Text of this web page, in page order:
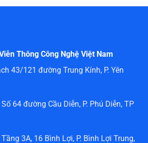
Thông Công Nghệ Việt Nam
43/121 đường Trung Kính, P. Yên
Số 64 đường Cầu Diễn, P. Phú Diễn, TP
Tầng 3A, 16 Bình Lợi, P. Bình Lợi Trung,